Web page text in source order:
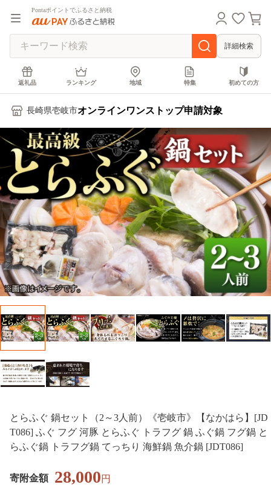
Pontaポイントでふるさと納税
詳細検索
返礼品 ランキング 地域 特集 初めての方
長崎県壱岐市オンラインワンストップ申請対象
とらふぐ 鍋セット（2～3人前）《壱岐市》【なかはら】[JD
T086] ふぐ フグ 河豚 とらふぐ トラフグ 鍋 ふぐ鍋 フグ鍋 と
らふぐ鍋 トラフグ鍋 てっちり 海鮮鍋 魚介鍋 [JDT086]
寄附金額 28,000円